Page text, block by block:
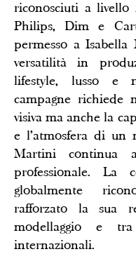
riconosciuti a livello
Philips, Dim e
permesso a
versatilità in
lifestyle, lusso e
campagne richiede
visiva ma anche la
e l'atmosfera di un
Martini continua
professionale. La
globalmente
rafforzato la sua
modellaggio e
internazionali.